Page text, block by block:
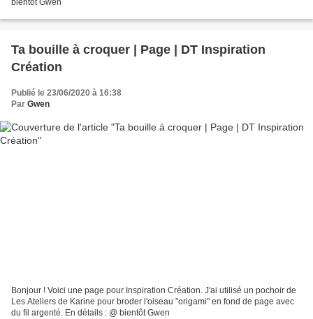
Ta bouille à croquer | Page | DT Inspiration
Création
Publié le 23/06/2020 à 16:38
Par Gwen
Bonjour ! Voici une page pour Inspiration Création. J'ai utilisé un pochoir de
Les Ateliers de Karine pour broder l'oiseau "origami" en fond de page avec
du fil argenté. En détails : @ bientôt Gwen